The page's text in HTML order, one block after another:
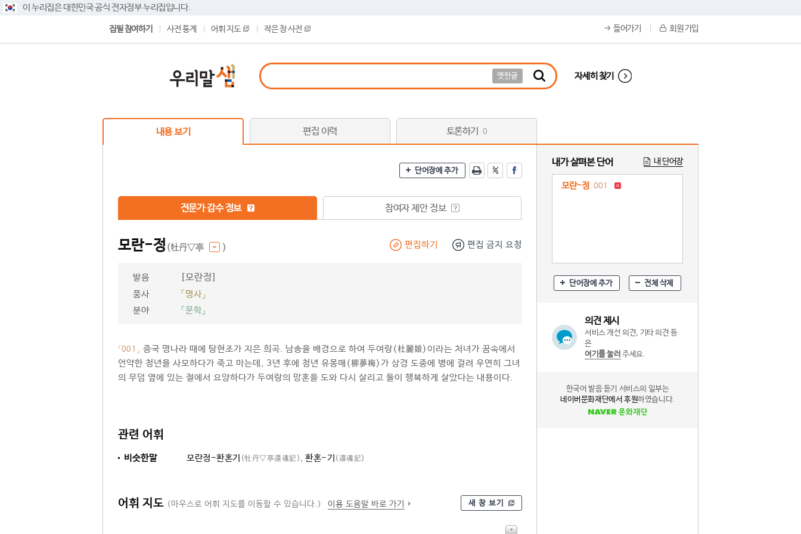
이 누리집은 대한민국 공식 전자정부 누리집입니다.
집필 참여하기 사전 통계 어휘 지도 작은 창 사전 들어가기 회원 가입
옛한글 자세히 찾기
내용 보기 편집 이력 토론하기 0
단어장에 추가
전문가 감수 정보 참여자 제안 정보
모란-정 (牡丹▽亭 ) 편집하기 편집 금지 요청
발음 [모란정]
품사
「명사」
분야
『문학』
「001」 중국 명나라 때에 탕현조가 지은 희곡. 남송을 배경으로 하여 두여랑(杜麗娘)이라는 처녀가 꿈속에서
언약한 청년을 사모하다가 죽고 마는데, 3년 후에 청년 유몽매(柳夢梅)가 상경 도중에 병에 걸려 우연히 그녀
의 무덤 옆에 있는 절에서 요양하다가 두여랑의 망혼을 도와 다시 살리고 둘이 행복하게 살았다는 내용이다.
관련 어휘
비슷한말 모란정-환혼기 (牡丹▽亭還魂記) , 환혼-기 (還魂記)
어휘 지도 (마우스로 어휘 지도를 이동할 수 있습니다.) 이용 도움말 바로 가기 새 창 보기
내가 살펴본 단어 내 단어장
모란-정 001
단어장에 추가 전체 삭제
의견 제시
서비스 개선 의견, 기타 의견 등
은
여기를 눌러 주세요.
한국어 발음 듣기 서비스의 일부는
네이버문화재단에서 후원하였습니다.